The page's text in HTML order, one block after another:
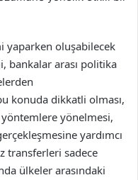
yaparken oluşabilecek
bankalar arası politika
konuda dikkatli olması,
yönelmesi,
yardımcı
transferleri sadece
ülkeler arasındaki